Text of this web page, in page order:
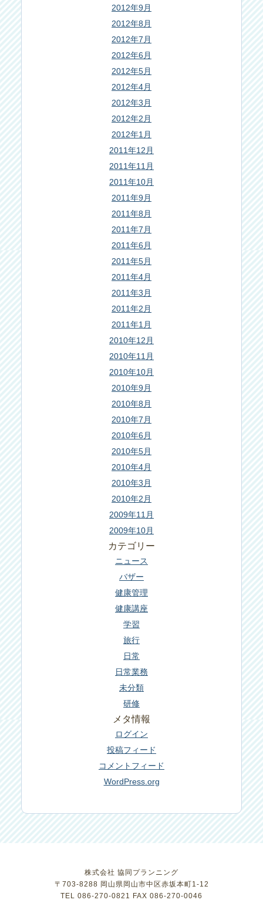
2012年9月
2012年8月
2012年7月
2012年6月
2012年5月
2012年4月
2012年3月
2012年2月
2012年1月
2011年12月
2011年11月
2011年10月
2011年9月
2011年8月
2011年7月
2011年6月
2011年5月
2011年4月
2011年3月
2011年2月
2011年1月
2010年12月
2010年11月
2010年10月
2010年9月
2010年8月
2010年7月
2010年6月
2010年5月
2010年4月
2010年3月
2010年2月
2009年11月
2009年10月
カテゴリー
ニュース
バザー
健康管理
健康講座
学習
旅行
日常
日常業務
未分類
研修
メタ情報
ログイン
投稿フィード
コメントフィード
WordPress.org
株式会社 協同プランニング
〒703-8288 岡山県岡山市中区赤坂本町1-12
TEL 086-270-0821 FAX 086-270-0046